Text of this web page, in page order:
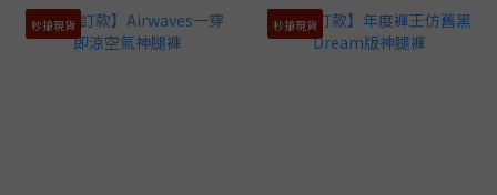
秒搶現貨 秒搶現貨